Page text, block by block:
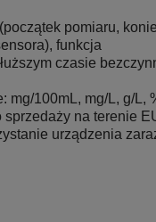
pomiaru,
funkcja
czasie
100mL, mg/L, g/L,
na terenie
urządzenia